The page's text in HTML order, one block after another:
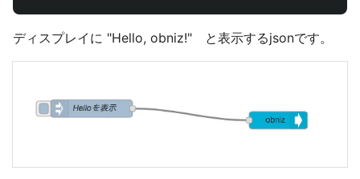
ディスプレイに "Hello, obniz!" と表示するjsonです。